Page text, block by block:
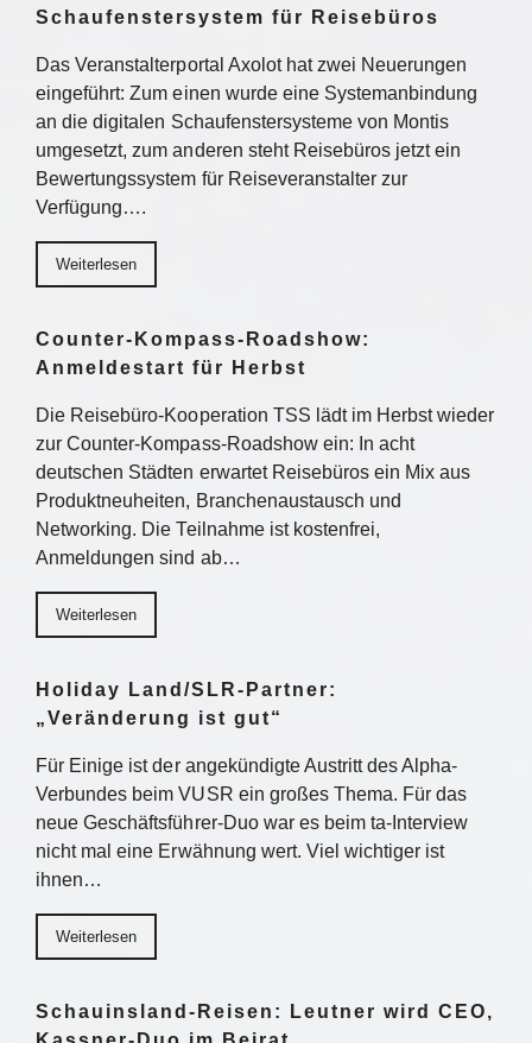
Schaufenstersystem für Reisebüros
Das Veranstalterportal Axolot hat zwei Neuerungen
eingeführt: Zum einen wurde eine Systemanbindung
an die digitalen Schaufenstersysteme von Montis
umgesetzt, zum anderen steht Reisebüros jetzt ein
Bewertungssystem für Reiseveranstalter zur
Verfügung….
Weiterlesen
Counter-Kompass-Roadshow:
Anmeldestart für Herbst
Die Reisebüro-Kooperation TSS lädt im Herbst wieder
zur Counter-Kompass-Roadshow ein: In acht
deutschen Städten erwartet Reisebüros ein Mix aus
Produktneuheiten, Branchenaustausch und
Networking. Die Teilnahme ist kostenfrei,
Anmeldungen sind ab…
Weiterlesen
Holiday Land/SLR-Partner:
„Veränderung ist gut“
Für Einige ist der angekündigte Austritt des Alpha-
Verbundes beim VUSR ein großes Thema. Für das
neue Geschäftsführer-Duo war es beim ta-Interview
nicht mal eine Erwähnung wert. Viel wichtiger ist
ihnen…
Weiterlesen
Schauinsland-Reisen: Leutner wird CEO,